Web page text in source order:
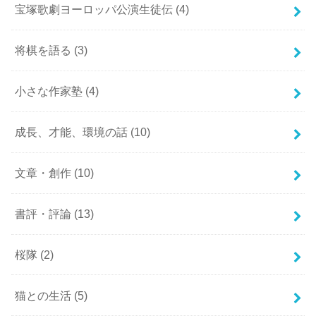
宝塚歌劇ヨーロッパ公演生徒伝 (4)
将棋を語る (3)
小さな作家塾 (4)
成長、才能、環境の話 (10)
文章・創作 (10)
書評・評論 (13)
桜隊 (2)
猫との生活 (5)